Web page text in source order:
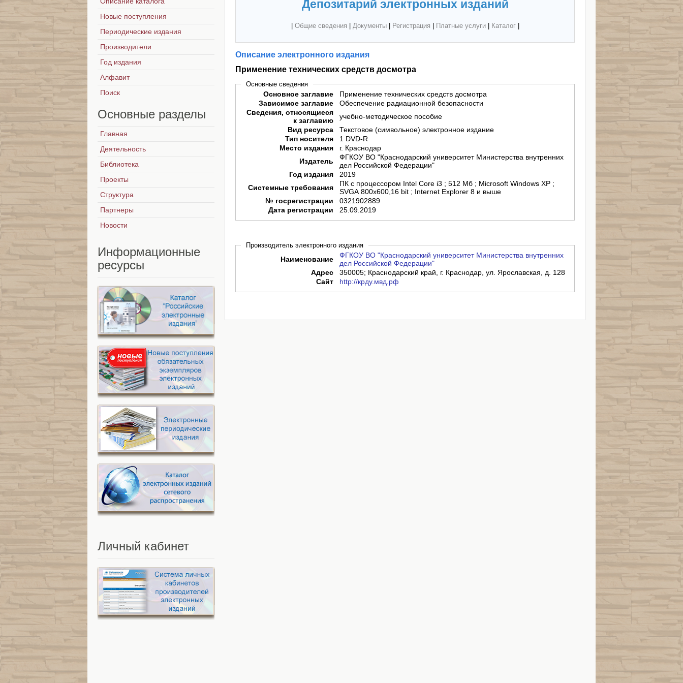
Депозитарий электронных изданий
Общие сведения Документы| Регистрация Платные услуги| Каталог|
Описание электронного издания
Применение технических средств досмотра
Основные сведения
Основное заглавие
Применение технических средств досмотра
Зависимое заглавие
Обеспечение радиационной безопасности
Сведения, относящиеся
к заглавию
учебно-методическое пособие
Вид ресурса
Текстовое (символьное) электронное издание
Тип носителя
1 DVD-R
Место издания
г. Краснодар
Издатель
ФГКОУ ВО "Краснодарский университет Министерства внутренних
дел Российской Федерации"
Год издания
2019
Системные требования
ПК с процессором Intel Core i3 ; 512 Mб ; Microsoft Windows XP ;
SVGA 800x600,16 bit ; Internet Explorer 8 и выше
№ госрегистрации
0321902889
Дата регистрации
25.09.2019
Производитель электронного издания
Наименование
ФГКОУ ВО "Краснодарский университет Министерства внутренних
дел Российской Федерации"
Адрес
350005; Краснодарский край, г. Краснодар, ул. Ярославская, д. 128
Сайт
http://крду.мвд.рф
Новые поступления
Периодические издания
Производители
Год издания
Алфавит
Поиск
Основные разделы
Главная
Деятельность
Библиотека
Проекты
Структура
Партнеры
Новости
Информационные
ресурсы
Личный кабинет